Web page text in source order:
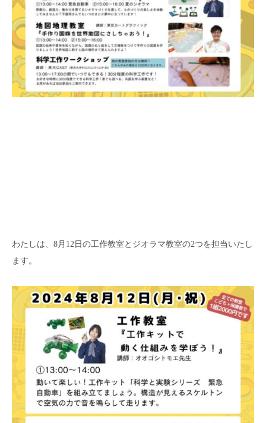
わたしは、8月12日の工作教室とジオラマ教室の2つを担当いたし
ます。